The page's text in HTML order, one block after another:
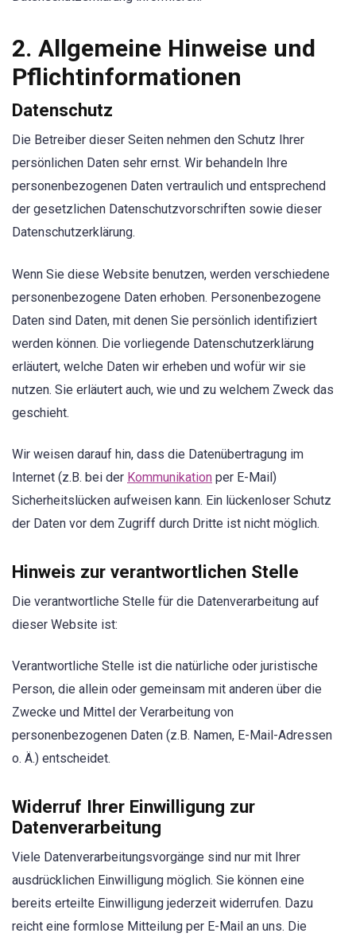
2. Allgemeine Hinweise und
Pflichtinformationen
Datenschutz
Die Betreiber dieser Seiten nehmen den Schutz Ihrer
persönlichen Daten sehr ernst. Wir behandeln Ihre
personenbezogenen Daten vertraulich und entsprechend
der gesetzlichen Datenschutzvorschriften sowie dieser
Datenschutzerklärung.
Wenn Sie diese Website benutzen, werden verschiedene
personenbezogene Daten erhoben. Personenbezogene
Daten sind Daten, mit denen Sie persönlich identifiziert
werden können. Die vorliegende Datenschutzerklärung
erläutert, welche Daten wir erheben und wofür wir sie
nutzen. Sie erläutert auch, wie und zu welchem Zweck das
geschieht.
Wir weisen darauf hin, dass die Datenübertragung im
Internet (z.B. bei der Kommunikation per E-Mail)
Sicherheitslücken aufweisen kann. Ein lückenloser Schutz
der Daten vor dem Zugriff durch Dritte ist nicht möglich.
Hinweis zur verantwortlichen Stelle
Die verantwortliche Stelle für die Datenverarbeitung auf
dieser Website ist:
Verantwortliche Stelle ist die natürliche oder juristische
Person, die allein oder gemeinsam mit anderen über die
Zwecke und Mittel der Verarbeitung von
personenbezogenen Daten (z.B. Namen, E-Mail-Adressen
o. Ä.) entscheidet.
Widerruf Ihrer Einwilligung zur
Datenverarbeitung
Viele Datenverarbeitungsvorgänge sind nur mit Ihrer
ausdrücklichen Einwilligung möglich. Sie können eine
bereits erteilte Einwilligung jederzeit widerrufen. Dazu
reicht eine formlose Mitteilung per E-Mail an uns. Die